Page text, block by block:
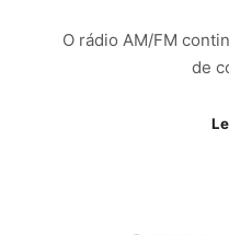
O rádio AM/FM
de